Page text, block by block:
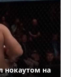
нокаутом на